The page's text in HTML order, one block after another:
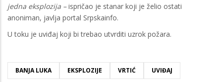
jedna eksplozija –ispričao je stanar koji je želio ostati
anoniman, javlja portal Srpskainfo.
U toku je uviđaj koji bi trebao utvrditi uzrok požara.
BANJA LUKA EKSPLOZIJE VRTIĆ UVIĐAJ